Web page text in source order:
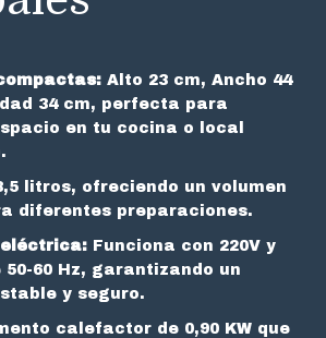
Alto 23 cm, Ancho 44
34 cm, perfecta para
en tu cocina o local
litros, ofreciendo un volumen
diferentes preparaciones.
Funciona con 220V y
60 Hz, garantizando un
y seguro.
calefactor de 0,90 KW que